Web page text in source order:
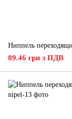
Ниппель
89.46 грн з ПДВ